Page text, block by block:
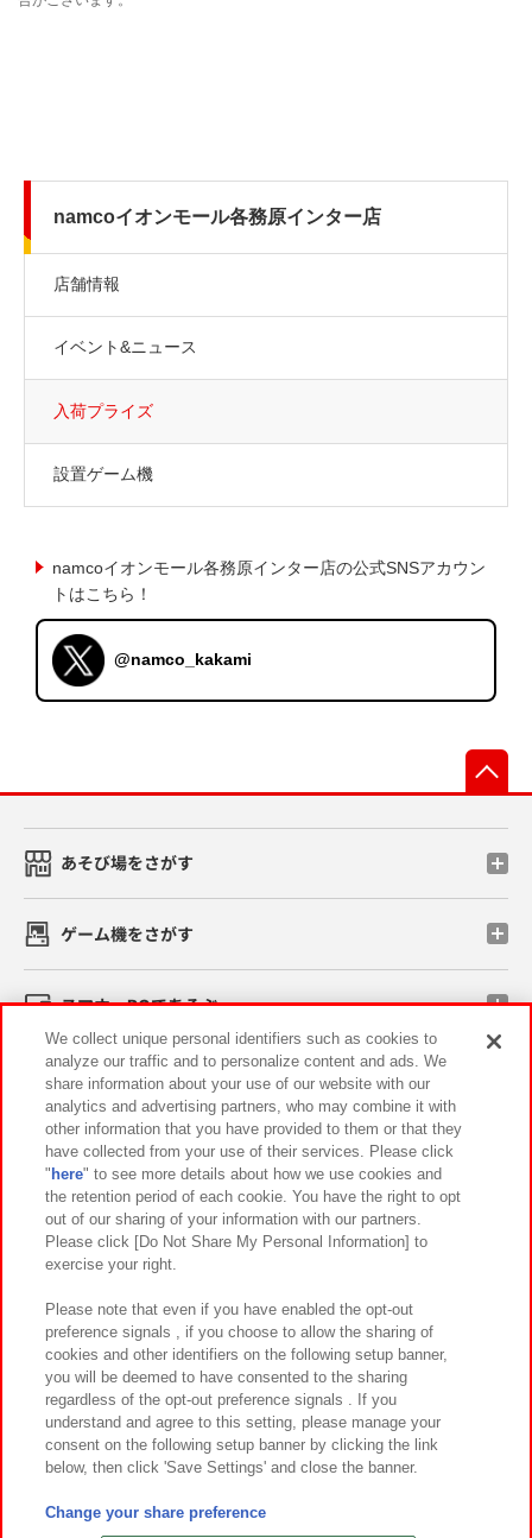
namcoイオンモール各務原インター店
店舗情報
イベント&ニュース
入荷プライズ
設置ゲーム機
namcoイオンモール各務原インター店の公式SNSアカウン
トはこちら！
@namco_kakami
あそび場をさがす
ゲーム機をさがす
スマホ・PCであそぶ
イベント・キャンペーン
関連会社 サステナビリティ サイトポリシー
プライバシーポリシー ウェブアクセシビリティ方針と検証結果
お取引先さまとともに
カスタマーハラスメント対応方針 よくあるご質問・お問い合わせ
©Bandai Namco Amusement Inc.
©Bandai Namco Amusement Lab Inc.
We collect unique personal identifiers such as cookies to
analyze our traffic and to personalize content and ads. We
share information about your use of our website with our
analytics and advertising partners, who may combine it with
other information that you have provided to them or that they
have collected from your use of their services. Please click
" here" to see more details about how we use cookies and
the retention period of each cookie. You have the right to opt
out of our sharing of your information with our partners.
Please click [Do Not Share My Personal Information] to
exercise your right.
Please note that even if you have enabled the opt-out
preference signals , if you choose to allow the sharing of
cookies and other identifiers on the following setup banner,
you will be deemed to have consented to the sharing
regardless of the opt-out preference signals . If you
understand and agree to this setting, please manage your
consent on the following setup banner by clicking the link
below, then click 'Save Settings' and close the banner.
Change your share preference